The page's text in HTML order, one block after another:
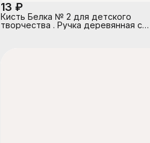
13 ₽
Кисть Белка № 2 для детского
творчества . Ручка деревянная с